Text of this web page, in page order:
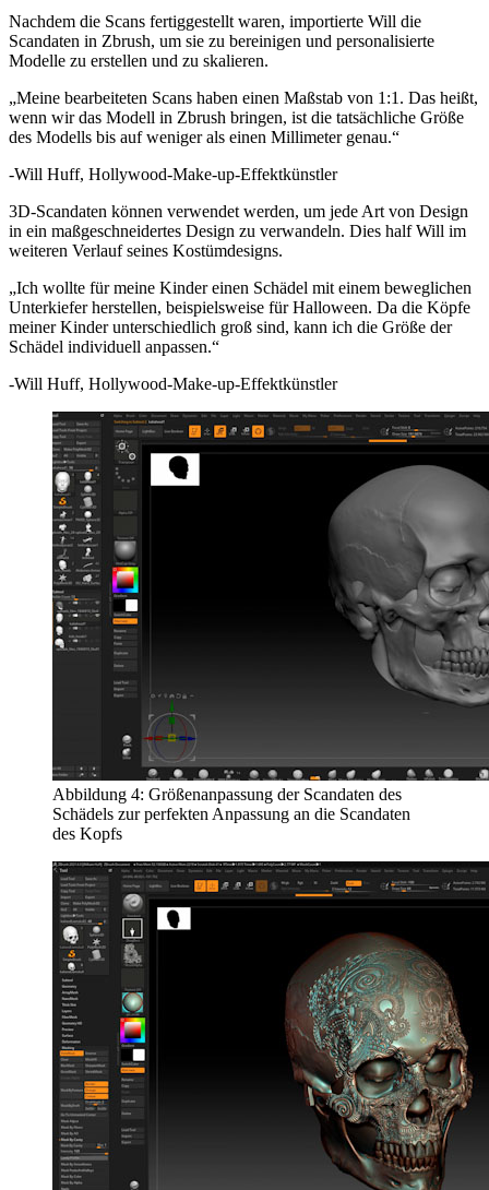
Nachdem die Scans fertiggestellt waren, importierte Will die
Scandaten in Zbrush, um sie zu bereinigen und personalisierte
Modelle zu erstellen und zu skalieren.
„Meine bearbeiteten Scans haben einen Maßstab von 1:1. Das heißt,
wenn wir das Modell in Zbrush bringen, ist die tatsächliche Größe
des Modells bis auf weniger als einen Millimeter genau.“
-Will Huff, Hollywood-Make-up-Effektkünstler
3D-Scandaten können verwendet werden, um jede Art von Design
in ein maßgeschneidertes Design zu verwandeln. Dies half Will im
weiteren Verlauf seines Kostümdesigns.
„Ich wollte für meine Kinder einen Schädel mit einem beweglichen
Unterkiefer herstellen, beispielsweise für Halloween. Da die Köpfe
meiner Kinder unterschiedlich groß sind, kann ich die Größe der
Schädel individuell anpassen.“
-Will Huff, Hollywood-Make-up-Effektkünstler
Abbildung 4: Größenanpassung der Scandaten des
Schädels zur perfekten Anpassung an die Scandaten
des Kopfs